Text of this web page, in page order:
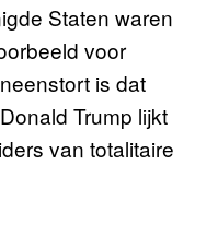
Staten waren
voor
is dat
Trump lijkt
van totalitaire